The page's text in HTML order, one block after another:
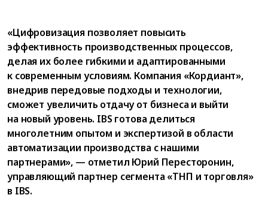
«Цифровизация позволяет повысить
эффективность производственных процессов,
делая их более гибкими и адаптированными
к современным условиям. Компания «Кордиант»,
внедрив передовые подходы и технологии,
сможет увеличить отдачу от бизнеса и выйти
на новый уровень. IBS готова делиться
многолетним опытом и экспертизой в области
автоматизации производства с нашими
партнерами», — отметил Юрий Пересторонин,
управляющий партнер сегмента «ТНП и торговля»
в IBS.